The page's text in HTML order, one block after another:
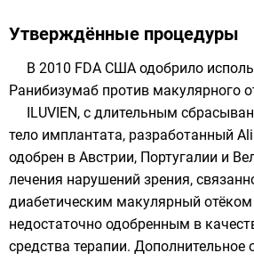
Утверждённые процедуры
В 2010 FDA США одобрило
Ранибизумаб против макулярного
ILUVIEN, с длительным
тело имплантата, разработанный
одобрен в Австрии, Португалии и
лечения нарушений зрения,
диабетическим макулярный отёком
недостаточно одобренным в
средства терапии. Дополнительное